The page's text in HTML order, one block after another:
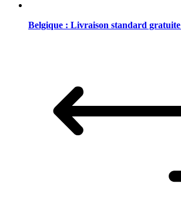
Belgique : Livraison standard gratuite